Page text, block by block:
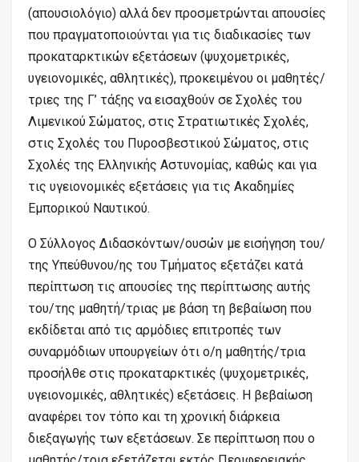
(απουσιολόγιο) αλλά δεν προσμετρώνται απουσίες
που πραγματοποιούνται για τις διαδικασίες των
προκαταρκτικών εξετάσεων (ψυχομετρικές,
υγειονομικές, αθλητικές), προκειμένου οι μαθητές/
τριες της Γ’ τάξης να εισαχθούν σε Σχολές του
Λιμενικού Σώματος, στις Στρατιωτικές Σχολές,
στις Σχολές του Πυροσβεστικού Σώματος, στις
Σχολές της Ελληνικής Αστυνομίας, καθώς και για
τις υγειονομικές εξετάσεις για τις Ακαδημίες
Εμπορικού Ναυτικού.
Ο Σύλλογος Διδασκόντων/ουσών με εισήγηση του/
της Υπεύθυνου/ης του Τμήματος εξετάζει κατά
περίπτωση τις απουσίες της περίπτωσης αυτής
του/της μαθητή/τριας με βάση τη βεβαίωση που
εκδίδεται από τις αρμόδιες επιτροπές των
συναρμόδιων υπουργείων ότι ο/η μαθητής/τρια
προσήλθε στις προκαταρκτικές (ψυχομετρικές,
υγειονομικές, αθλητικές) εξετάσεις. Η βεβαίωση
αναφέρει τον τόπο και τη χρονική διάρκεια
διεξαγωγής των εξετάσεων. Σε περίπτωση που ο